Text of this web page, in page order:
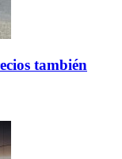
también